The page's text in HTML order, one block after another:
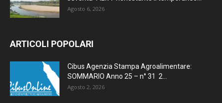
Agosto 6, 2026
ARTICOLI POPOLARI
Cibus Agenzia Stampa Agroalimentare:
SOMMARIO Anno 25 – n° 31 2...
Agosto 2, 2026